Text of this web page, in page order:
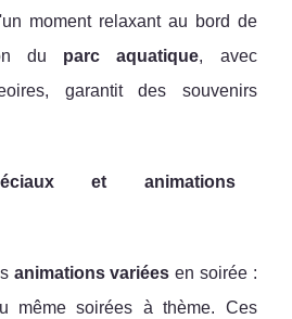
moment relaxant au bord de
du parc aquatique, avec
garantit des souvenirs
et animations
animations variées en soirée :
même soirées à thème. Ces